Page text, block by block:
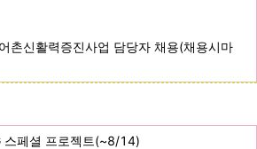
촌신활력증진사업 담당자 채용(채용시마
스페셜 프로젝트(~8/14)